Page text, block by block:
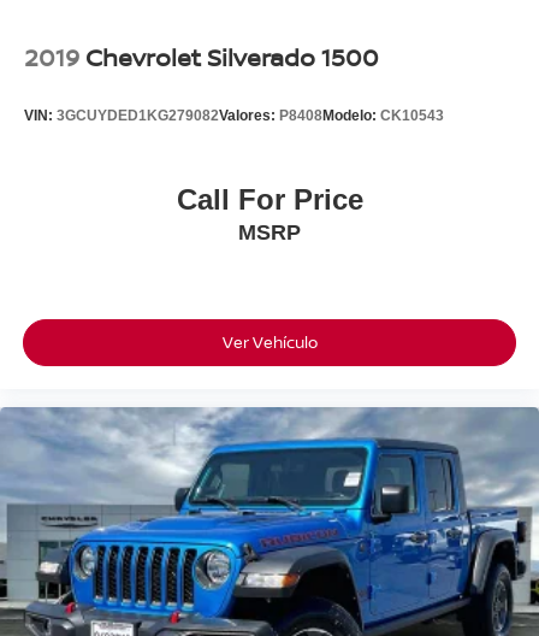
2019 Chevrolet Silverado 1500
VIN: 3GCUYDED1KG279082Valores: P8408Modelo: CK10543
Call For Price
MSRP
Ver Vehículo